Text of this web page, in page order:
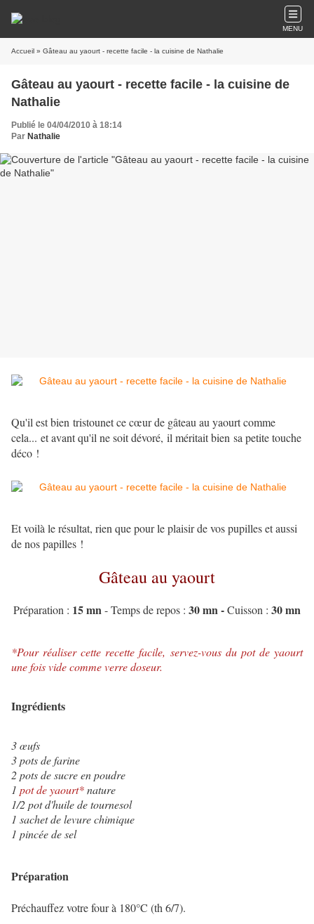
MENU
Accueil » Gâteau au yaourt - recette facile - la cuisine de Nathalie
Gâteau au yaourt - recette facile - la cuisine de
Nathalie
Publié le 04/04/2010 à 18:14
Par Nathalie
Qu'il est bien tristounet ce cœur de gâteau au yaourt comme
cela... et avant qu'il ne soit dévoré, il méritait bien sa petite touche
déco !
Et voilà le résultat, rien que pour le plaisir de vos pupilles et aussi
de nos papilles !
Gâteau au yaourt
Préparation : 15 mn- Temps de repos : 30 mn -Cuisson : 30 mn
*Pour réaliser cette recette facile, servez-vous du pot de yaourt
une fois vide comme verre doseur.
Ingrédients
3 œufs
3 pots de farine
2 pots de sucre en poudre
1 pot de yaourt*nature
1/2 pot d'huile de tournesol
1 sachet de levure chimique
1 pincée de sel
Préparation
Préchauffez votre four à 180°C (th 6/7).